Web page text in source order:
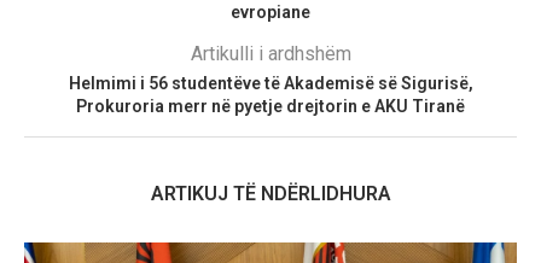
evropiane
Artikulli i ardhshëm
Helmimi i 56 studentëve të Akademisë së Sigurisë,
Prokuroria merr në pyetje drejtorin e AKU Tiranë
ARTIKUJ TË NDËRLIDHURA